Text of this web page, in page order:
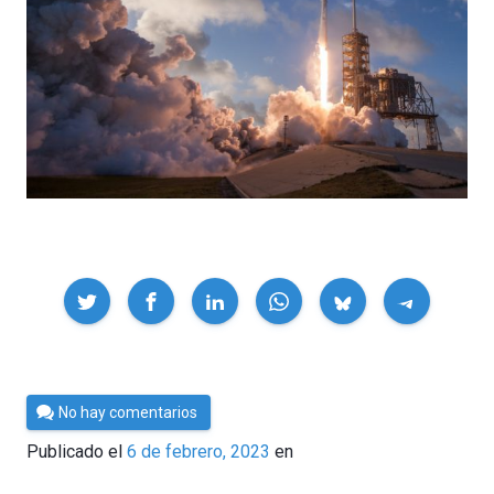
Compartir
Por
César
Tomé
No hay comentarios
Publicado el 6 de febrero, 2023 en